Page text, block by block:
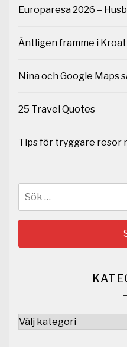
Europaresa 2026 –
Äntligen framme i
Nina och Google Maps
25 Travel Quotes
Tips för tryggare resor
Kategorier